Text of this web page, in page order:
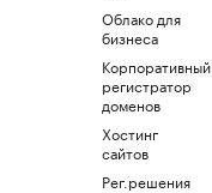
Облако для
бизнеса
Корпоративный
регистратор
доменов
Хостинг
сайтов
Рег.решения